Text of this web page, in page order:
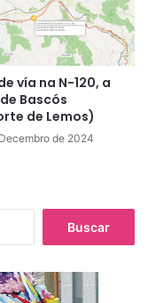
vía na N-120, a
Bascós
de Lemos)
de 2024
c
a